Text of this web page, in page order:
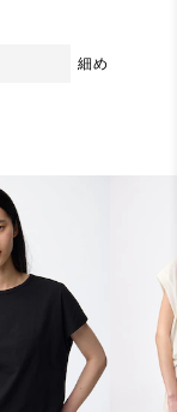
細め